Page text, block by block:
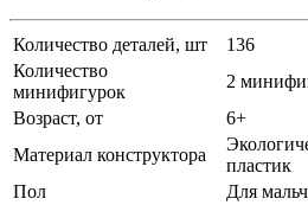
Количество деталей, шт
136
Количество
минифигурок
2
Возраст, от
6+
Материал конструктора
пластик
Пол
Для